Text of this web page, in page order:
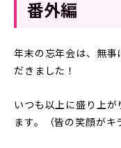
番外編
年末の忘年会は、無
だきました！
いつも以上に盛り上
ます。（皆の笑顔がキ